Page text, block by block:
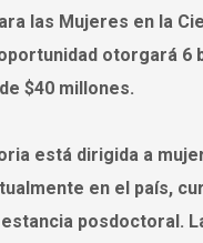
las Mujeres en la
otorgará 6
$40 millones.
está dirigida a
en el país,
posdoctoral.